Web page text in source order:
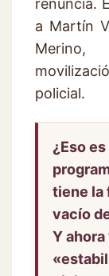
a Martín
policial.
¿Eso
tiene la
vacío
Y